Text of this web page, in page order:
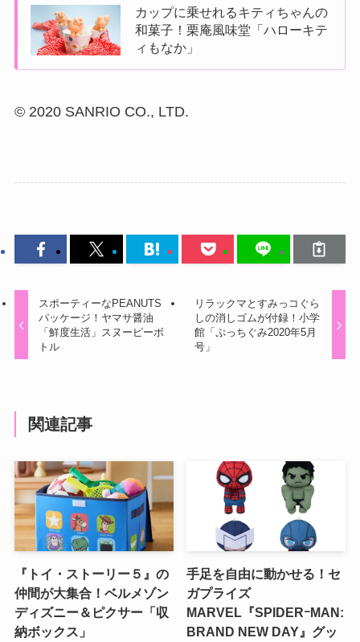
カップに乗せれるキティちゃんの
和菓子！栗庵風味堂「ハローキテ
ィもなか」
© 2020 SANRIO CO., LTD.
スポーティーなPEANUTS
パッケージ！ヤマサ醤油
「鮮度生活」スヌーピーボ
トル
リラックマとすみっコぐら
しの消しゴムが付録！小学
館「ぷっちぐみ2020年5月
号」
関連記事
『トイ・ストーリー５』の
仲間が大集合！ベルメゾン
ディズニー＆ピクサー「収
納ボックス」
手足を自由に動かせる！セ
ガプライズ
MARVEL『SPIDERｰMAN:
BRAND NEW DAY』グッ